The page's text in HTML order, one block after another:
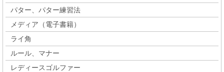
パター、パター練習法
メディア（電子書籍）
ライ角
ルール、マナー
レディースゴルファー